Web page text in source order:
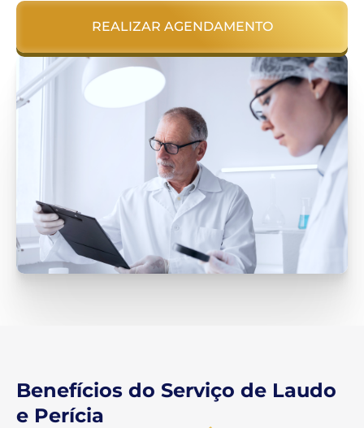
REALIZAR AGENDAMENTO
Benefícios do Serviço de Laudo
e Perícia